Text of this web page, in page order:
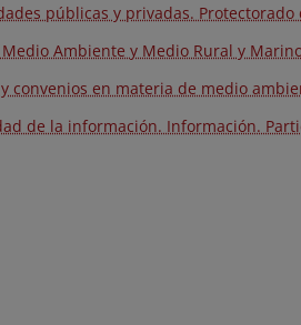
públicas y privadas. Protectorado
Ambiente y Medio Rural y
convenios en materia de medio
de la información. Información.